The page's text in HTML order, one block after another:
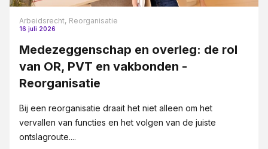
Arbeidsrecht, Reorganisatie
16 juli 2026
Medezeggenschap en overleg: de rol
van OR, PVT en vakbonden -
Reorganisatie
Bij een reorganisatie draait het niet alleen om het
vervallen van functies en het volgen van de juiste
ontslagroute....